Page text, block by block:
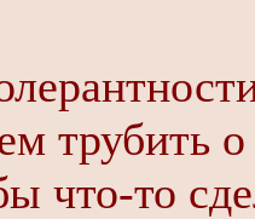
трубить
что-то